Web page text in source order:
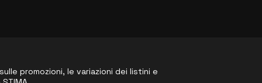
promozioni, le variazioni dei listini e